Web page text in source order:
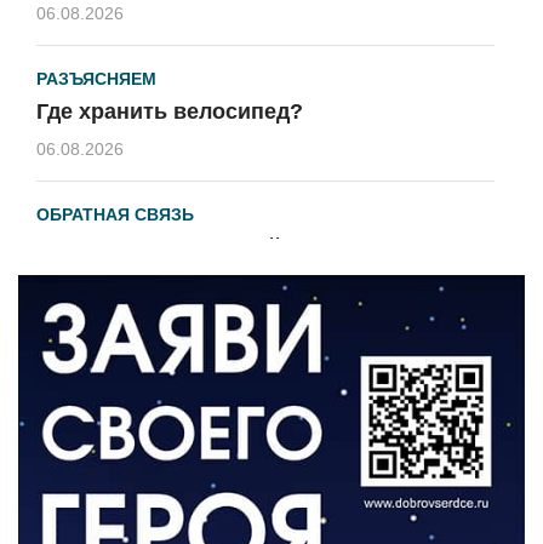
06.08.2026
РАЗЪЯСНЯЕМ
Где хранить велосипед?
06.08.2026
ОБРАТНАЯ СВЯЗЬ
Администрация онлайн
ВЛАСТЬ
День памяти и «Симфония народов»
06.08.2026
Новый настил на экотропе